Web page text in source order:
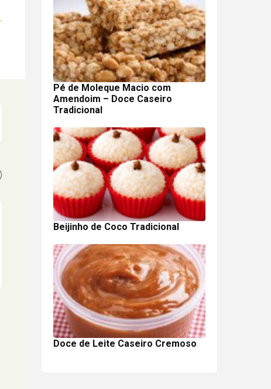
Pé de Moleque Macio com
Amendoim – Doce Caseiro
Tradicional
Beijinho de Coco Tradicional
Doce de Leite Caseiro Cremoso